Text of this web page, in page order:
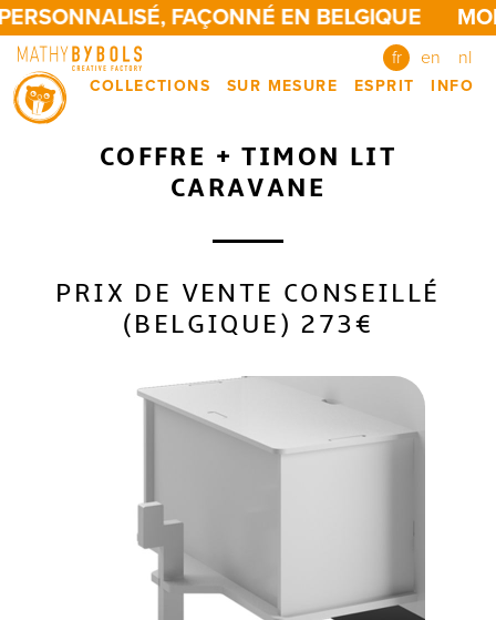
FAÇONNÉ EN BELGIQUE
fr en nl
COLLECTIONS SUR MESURE ESPRIT INFO
COFFRE + TIMON LIT
CARAVANE
PRIX DE VENTE CONSEILLÉ
(BELGIQUE) 273€